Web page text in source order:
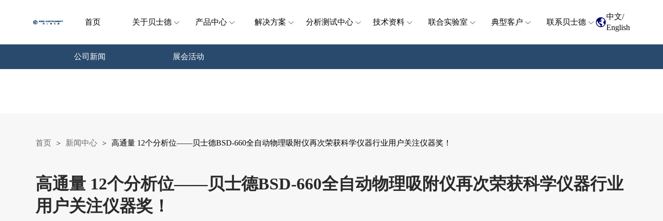
首页 关于贝士德 产品中心 解决方案 分析测试中心 技术资料 联合实验室 典型客户 联系贝士德
中文/
English
公司新闻 展会活动
首页 > 新闻中心 > 高通量 12个分析位——贝士德BSD-660全自动物理吸附仪再次荣获科学仪器行业用户关注仪器奖！
高通量 12个分析位——贝士德BSD-660全自动物理吸附仪再次荣获科学仪器行业
用户关注仪器奖！